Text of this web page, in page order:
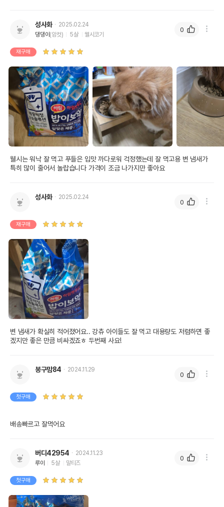
상품 필수 정보
품명 및 모델명
법에 의한 인증,허가 등을
받았음을 확인할수 있는
경우 그에 대한 사항
제조국 또는 원산지
제조자,수입품의 경우
수입자를 함께 표기
AS책임자와 전화번호
또는 소비자상담 관련
전화번호
어바웃펫//1644-9601
유통기한
단, 상품명에 유통기한 명시된 경우, 해당
성사화
2025.02.24
댕댕이 (암컷) 5살 웰시코기
재구매
웰시는 워낙 잘 먹고 푸들은 입맛 까다로워 걱정했는데 잘 먹고용 변 냄새가
특히 많이 줄어서 놀랍습니다 가격이 조금 나가지만 좋아요
0
성사화 2025.02.24
재구매
변 냄새가 확실히 적어졌어요.. 강츄 아이들도 잘 먹고 대용량도 저렴하면 좋
겠지만 좋은 만큼 비싸겠죠ㅎ 두번째 사요!
0
봉구맘84 2024.11.29
첫구매
배송빠르고 잘먹어요
0
버디42954
2024.11.23
루이
5살 말티즈
첫구매
0